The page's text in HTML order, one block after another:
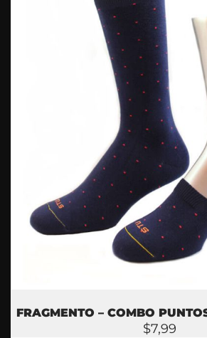
FRAGMENTO – COMBO
$7,99